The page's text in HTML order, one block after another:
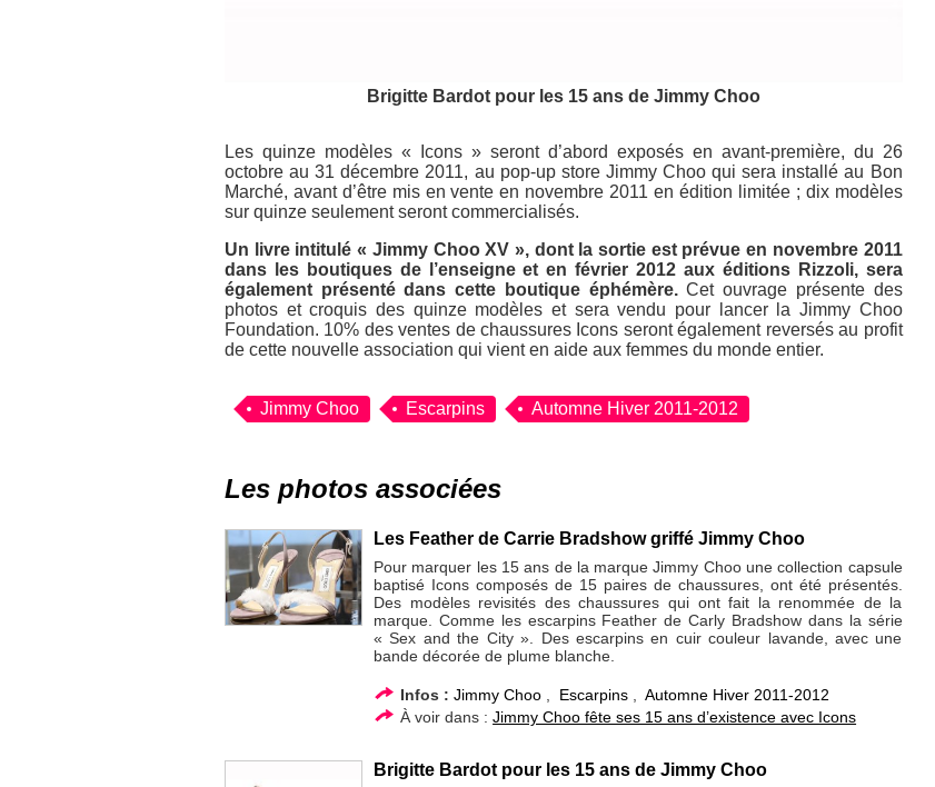
Brigitte Bardot pour les 15 ans de Jimmy Choo
Les quinze modèles « Icons » seront d’abord exposés en avant-première, du 26
octobre au 31 décembre 2011, au pop-up store Jimmy Choo qui sera installé au Bon
Marché, avant d’être mis en vente en novembre 2011 en édition limitée ; dix modèles
sur quinze seulement seront commercialisés.
Un livre intitulé « Jimmy Choo XV », dont la sortie est prévue en novembre 2011
dans les boutiques de l’enseigne et en février 2012 aux éditions Rizzoli, sera
également présenté dans cette boutique éphémère.Cet ouvrage présente des
photos et croquis des quinze modèles et sera vendu pour lancer la Jimmy Choo
Foundation. 10% des ventes de chaussures Icons seront également reversés au profit
de cette nouvelle association qui vient en aide aux femmes du monde entier.
Jimmy Choo Escarpins Automne Hiver 2011-2012
Les photos associées
Les Feather de Carrie Bradshow griffé Jimmy Choo
Pour marquer les 15 ans de la marque Jimmy Choo une collection capsule
baptisé Icons composés de 15 paires de chaussures, ont été présentés.
Des modèles revisités des chaussures qui ont fait la renommée de la
marque. Comme les escarpins Feather de Carly Bradshow dans la série
« Sex and the City ». Des escarpins en cuir couleur lavande, avec une
bande décorée de plume blanche.
Infos : Jimmy Choo Escarpins ,Automne Hiver 2011-2012
À voir dans :Jimmy Choo fête ses 15 ans d’existence avec Icons
Brigitte Bardot pour les 15 ans de Jimmy Choo